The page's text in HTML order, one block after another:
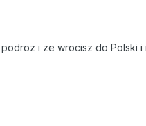
i ze wrocisz do Polski